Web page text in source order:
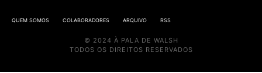
QUEM SOMOS COLABORADORES ARQUIVO RSS
© 2024 À PALA DE WALSH
TODOS OS DIREITOS RESERVADOS